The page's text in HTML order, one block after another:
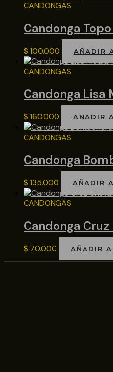
CANDONGAS
Candonga
$ 100.000 AÑADIR
CANDONGAS
Candonga Lisa
$ 160.000 AÑADIR
CANDONGAS
Candonga
$ 135.000 AÑADIR
CANDONGAS
Candonga
$ 70.000 AÑADIR